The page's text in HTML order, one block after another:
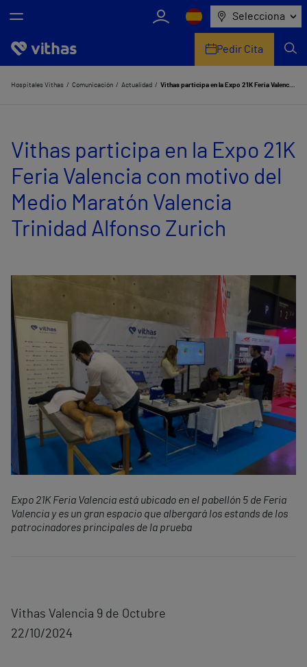
Selecciona
Nosotros
Servicios de salud
Equipo médico y asistencial
Pedir Cita
Hospitales Vithas Comunicación Actualidad Vithas participa en la Expo 21K Feria Valencia con motivo del Medio Maratón Valencia Trinidad Alfonso Zurich
Vithas participa en la Expo 21K
Feria Valencia con motivo del
Medio Maratón Valencia
Trinidad Alfonso Zurich
Expo 21K Feria Valencia está ubicado en el pabellón 5 de Feria
Valencia y es un gran espacio que albergará los estands de los
patrocinadores principales de la prueba
Vithas Valencia 9 de Octubre
22/10/2024